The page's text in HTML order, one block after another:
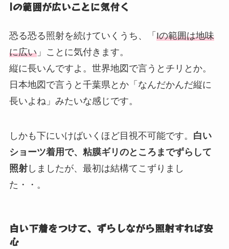
Iの範囲が広いことに気付く
恐る恐る照射を続けていくうち、「 Iの範囲は地味
に広い」ことに気付きます。
縦に長いんですよ。世界地図で言うとチリとか。
日本地図で言うと千葉県とか「なんだかんだ縦に
長いよね」みたいな感じです。
しかも下にいけばいくほど目視不可能です。 白い
ショーツ着用で、粘膜ギリのところまでずらして
照射しましたが、最初は結構てこずりまし
た・・。
白い下着をつけて、ずらしながら照射すれば安
心